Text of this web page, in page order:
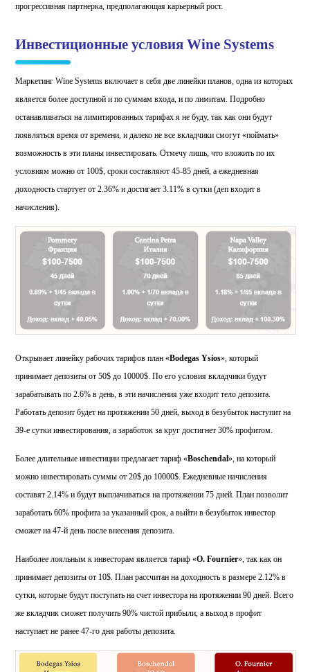
прогрессивная партнерка, предполагающая карьерный рост.
Инвестиционные условия Wine Systems
Маркетинг Wine Systems включает в себя две линейки планов, одна из которых
является более доступной и по суммам входа, и по лимитам. Подробно
останавливаться на лимитированных тарифах я не буду, так как они будут
появляться время от времени, и далеко не все вкладчики смогут «поймать»
возможность в эти планы инвестировать. Отмечу лишь, что вложить по их
условиям можно от 100$, сроки составляют 45-85 дней, а ежедневная
доходность стартует от 2.36% и достигает 3.11% в сутки (деп входит в
начисления).
Открывает линейку рабочих тарифов план «Bodegas Ysios», который
принимает депозиты от 50$ до 10000$. По его условия вкладчики будут
зарабатывать по 2.6% в день, в эти начисления уже входит тело депозита.
Работать депозит будет на протяжении 50 дней, выход в безубыток наступит на
39-е сутки инвестирования, а заработок за круг достигнет 30% профитом.
Более длительные инвестиции предлагает тариф «Boschendal», на который
можно инвестировать суммы от 20$ до 10000$. Ежедневные начисления
составят 2.14% и будут выплачиваться на протяжении 75 дней. План позволит
заработать 60% профита за указанный срок, а выйти в безубыток инвестор
сможет на 47-й день после внесения депозита.
Наиболее лояльным к инвесторам является тариф «O. Fournier», так как он
принимает депозиты от 10$. План рассчитан на доходность в размере 2.12% в
сутки, которые будут поступать на счет инвестора на протяжении 90 дней. Всего
же вкладчик сможет получить 90% чистой прибыли, а выход в профит
наступает не ранее 47-го дня работы депозита.